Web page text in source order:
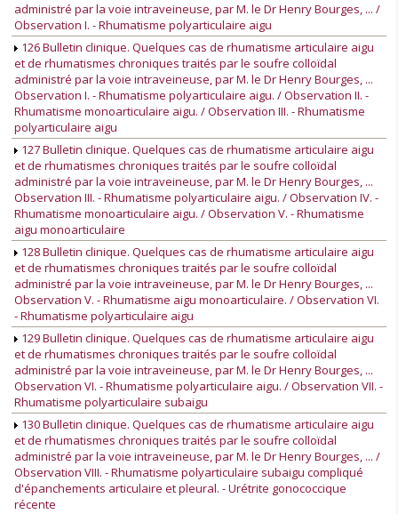
administré par la voie intraveineuse, par M. le Dr Henry Bourges, ... /
Observation I. - Rhumatisme polyarticulaire aigu
126 Bulletin clinique. Quelques cas de rhumatisme articulaire aigu
et de rhumatismes chroniques traités par le soufre colloïdal
administré par la voie intraveineuse, par M. le Dr Henry Bourges, ...
Observation I. - Rhumatisme polyarticulaire aigu. / Observation II. -
Rhumatisme monoarticulaire aigu. / Observation III. - Rhumatisme
polyarticulaire aigu
127 Bulletin clinique. Quelques cas de rhumatisme articulaire aigu
et de rhumatismes chroniques traités par le soufre colloïdal
administré par la voie intraveineuse, par M. le Dr Henry Bourges, ...
Observation III. - Rhumatisme polyarticulaire aigu. / Observation IV. -
Rhumatisme monoarticulaire aigu. / Observation V. - Rhumatisme
aigu monoarticulaire
128 Bulletin clinique. Quelques cas de rhumatisme articulaire aigu
et de rhumatismes chroniques traités par le soufre colloïdal
administré par la voie intraveineuse, par M. le Dr Henry Bourges, ...
Observation V. - Rhumatisme aigu monoarticulaire. / Observation VI.
- Rhumatisme polyarticulaire aigu
129 Bulletin clinique. Quelques cas de rhumatisme articulaire aigu
et de rhumatismes chroniques traités par le soufre colloïdal
administré par la voie intraveineuse, par M. le Dr Henry Bourges, ...
Observation VI. - Rhumatisme polyarticulaire aigu. / Observation VII. -
Rhumatisme polyarticulaire subaigu
130 Bulletin clinique. Quelques cas de rhumatisme articulaire aigu
et de rhumatismes chroniques traités par le soufre colloïdal
administré par la voie intraveineuse, par M. le Dr Henry Bourges, ... /
Observation VIII. - Rhumatisme polyarticulaire subaigu compliqué
d'épanchements articulaire et pleural. - Urétrite gonococcique
récente